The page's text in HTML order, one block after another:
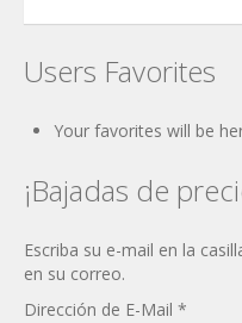
Users Favorites
Your favorites will be
¡Bajadas de
Escriba su e-mail en la
en su correo.
Dirección de E-Mail *